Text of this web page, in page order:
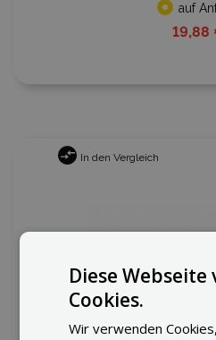
auf
19,88
In den Vergleich
Diese
Cookies.
Wir verwenden